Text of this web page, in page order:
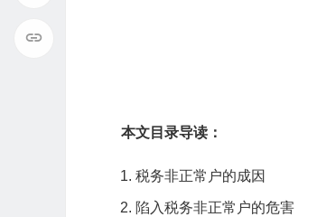
本文目录导读：
税务非正常户的成因
陷入税务非正常户的危害